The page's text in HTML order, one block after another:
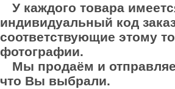
У каждого товара
индивидуальный код
соответствующие этому
фотографии.
Мы продаём и
что Вы выбрали.